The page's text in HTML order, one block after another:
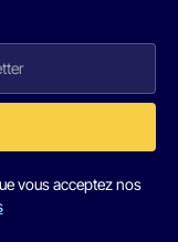
vous acceptez nos